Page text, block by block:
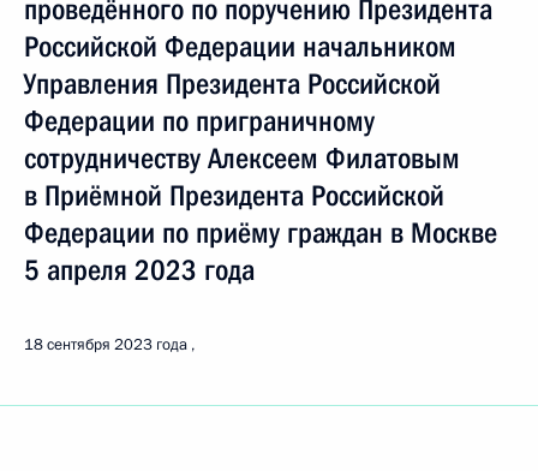
проведённого по поручению Президента
Российской Федерации начальником
Управления Президента Российской
Федерации по приграничному
сотрудничеству Алексеем Филатовым
в Приёмной Президента Российской
Федерации по приёму граждан в Москве
5 апреля 2023 года
18 сентября 2023 года